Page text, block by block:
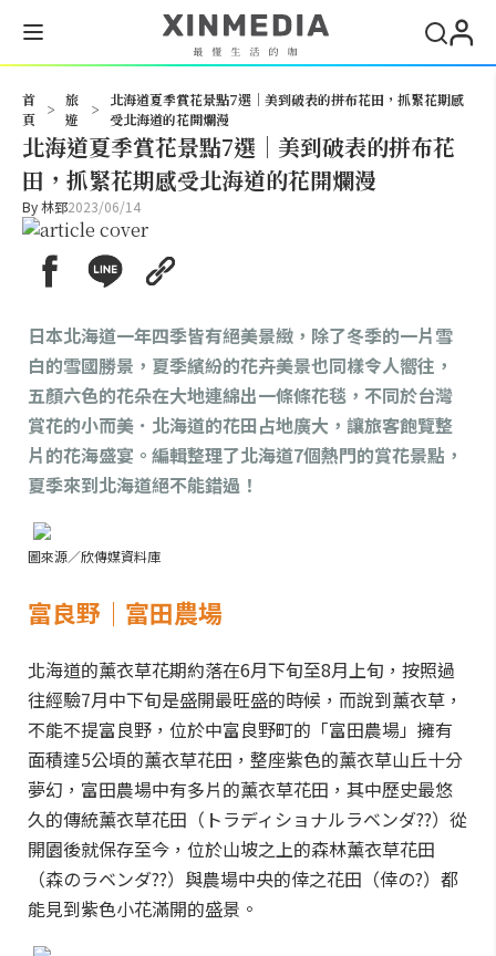
首
頁
>
旅
遊
>
北海道夏季賞花景點7選｜美到破表的拼布花田，抓緊花期感
受北海道的花開爛漫
北海道夏季賞花景點7選｜美到破表的拼布花
田，抓緊花期感受北海道的花開爛漫
By林郅2023/06/14
日本北海道一年四季皆有絕美景緻，除了冬季的一片雪
白的雪國勝景，夏季繽紛的花卉美景也同樣令人嚮往，
五顏六色的花朵在大地連綿出一條條花毯，不同於台灣
賞花的小而美．北海道的花田占地廣大，讓旅客飽覽整
片的花海盛宴。編輯整理了北海道7個熱門的賞花景點，
夏季來到北海道絕不能錯過！
圖來源／欣傳媒資料庫
富良野｜富田農場
北海道的薰衣草花期約落在6月下旬至8月上旬，按照過
往經驗7月中下旬是盛開最旺盛的時候，而說到薰衣草，
不能不提富良野，位於中富良野町的「富田農場」擁有
面積達5公頃的薰衣草花田，整座紫色的薰衣草山丘十分
夢幻，富田農場中有多片的薰衣草花田，其中歷史最悠
久的傳統薰衣草花田（トラディショナルラベンダ??）從
開園後就保存至今，位於山坡之上的森林薰衣草花田
（森のラベンダ??）與農場中央的倖之花田（倖の?）都
能見到紫色小花滿開的盛景。